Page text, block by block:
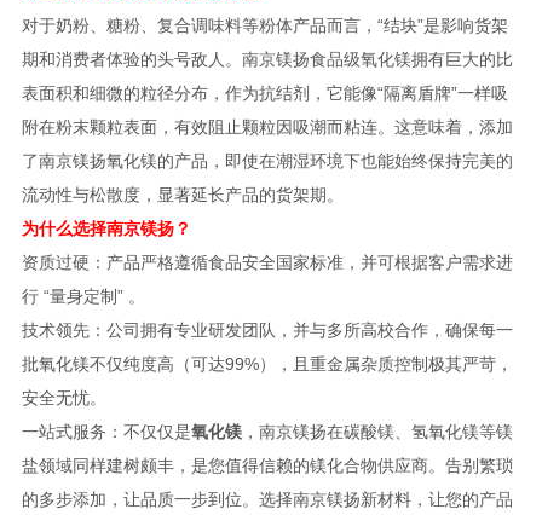
对于奶粉、糖粉、复合调味料等粉体产品而言，“结块”是影响货架
期和消费者体验的头号敌人。南京镁扬食品级氧化镁拥有巨大的比
表面积和细微的粒径分布，作为抗结剂，它能像“隔离盾牌”一样吸
附在粉末颗粒表面，有效阻止颗粒因吸潮而粘连。这意味着，添加
了南京镁扬氧化镁的产品，即使在潮湿环境下也能始终保持完美的
流动性与松散度，显著延长产品的货架期。
为什么选择南京镁扬？
资质过硬：产品严格遵循食品安全国家标准，并可根据客户需求进
行 “量身定制” 。
技术领先：公司拥有专业研发团队，并与多所高校合作，确保每一
批氧化镁不仅纯度高（可达99%），且重金属杂质控制极其严苛，
安全无忧。
一站式服务：不仅仅是氧化镁，南京镁扬在碳酸镁、氢氧化镁等镁
盐领域同样建树颇丰，是您值得信赖的镁化合物供应商。告别繁琐
的多步添加，让品质一步到位。选择南京镁扬新材料，让您的产品